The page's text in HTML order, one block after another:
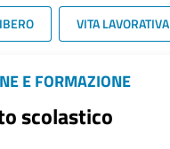
VITA LAVORATIVA
E FORMAZIONE
scolastico